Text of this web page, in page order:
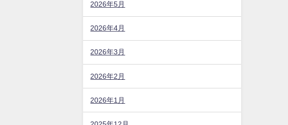
2026年5月
2026年4月
2026年3月
2026年2月
2026年1月